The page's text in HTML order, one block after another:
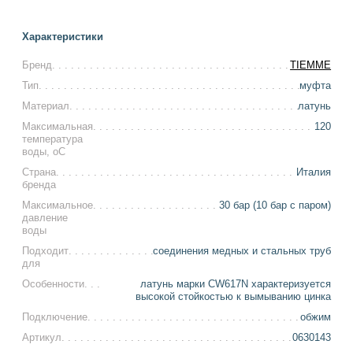
Характеристики
Бренд
TIEMME
Тип
муфта
Материал
латунь
Максимальная
температура
воды, оС
120
Страна
бренда
Италия
Максимальное
давление
воды
30 бар (10 бар с паром)
Подходит
для
соединения медных и стальных труб
Особенности
латунь марки CW617N характеризуется
высокой стойкостью к вымыванию цинка
Подключение
обжим
Артикул
0630143